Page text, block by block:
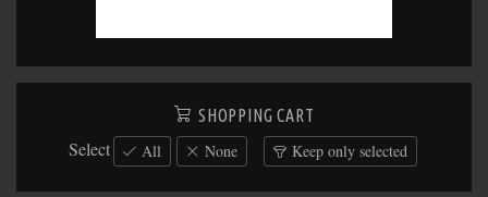
SHOPPING CART
Select All None Keep only selected